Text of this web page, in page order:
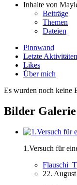
Inhalte von
Beiträge
Themen
Dateien
Pinnwand
Letzte Aktivitäten
Likes
Über mich
Es wurden noch keine
Bilder Galerie
1.Versuch für
22.